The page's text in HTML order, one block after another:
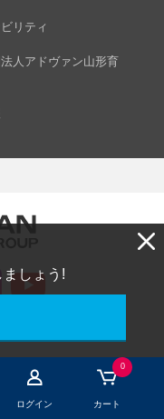
ログイン
0
カート
しょう!
リティ
人アドヴァン山形育